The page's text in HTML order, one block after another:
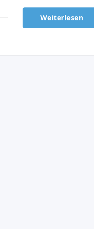
Weiterlesen